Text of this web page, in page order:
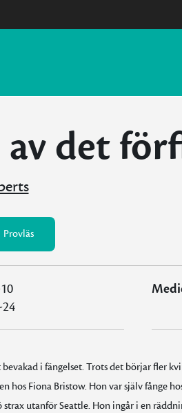
det
Provläs
i fängelset. Trots det börjar fler
hos Fiona Bristow. Hon var själv fånge
strax utanför Seattle. Hon ingår i en